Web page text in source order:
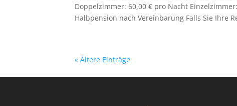
Doppelzimmer: 60,00 € pro Nacht
Halbpension nach Vereinbarung Falls Sie Ihre
« Ältere Einträge